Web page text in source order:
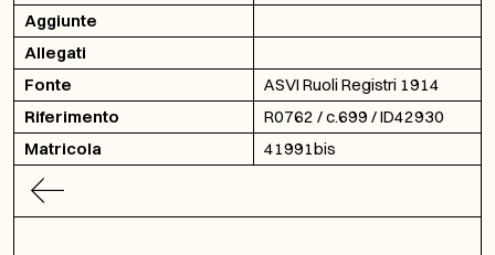
Aggiunte
Allegati
Fonte
ASVI Ruoli Registri 1914
Riferimento
R0762 / c.699 / ID42930
Matricola
41991bis